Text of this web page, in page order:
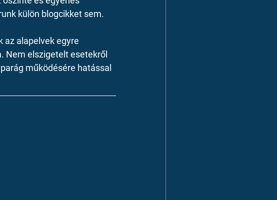
külön blogcikket sem.
az alapelvek egyre
Nem elszigetelt esetekről
működésére hatással